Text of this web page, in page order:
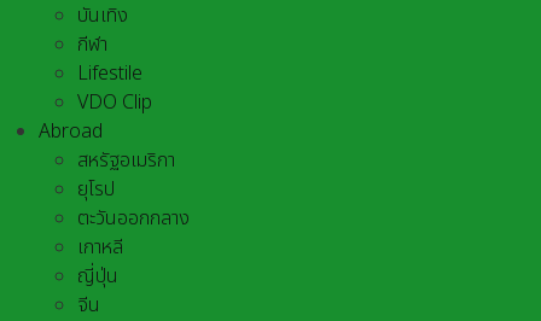
บันเทิง
กีฬา
Lifestile
VDO Clip
Abroad
สหรัฐอเมริกา
ยุโรป
ตะวันออกกลาง
เกาหลี
ญี่ปุ่น
จีน